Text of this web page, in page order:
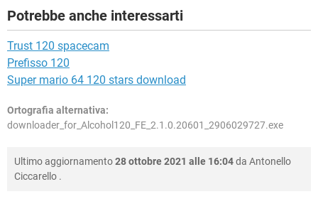
Potrebbe anche interessarti
Trust 120 spacecam
Prefisso 120
Super mario 64 120 stars download
Ortografia alternativa:
downloader_for_Alcohol120_FE_2.1.0.20601_2906029727.exe
Ultimo aggiornamento28 ottobre 2021 alle 16:04da Antonello
Ciccarello .